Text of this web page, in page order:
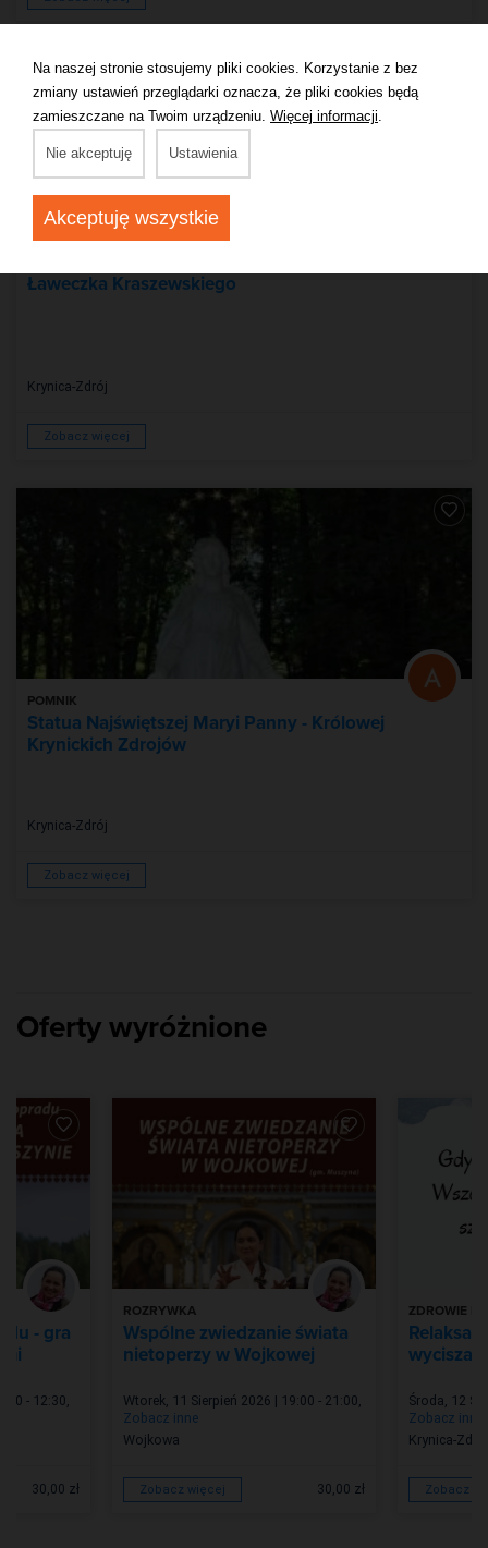
Ławeczka Kraszewskiego
Krynica-Zdrój
Zobacz więcej
POMNIK
Statua Najświętszej Maryi Panny - Królowej
Krynickich Zdrojów
Krynica-Zdrój
Zobacz więcej
Oferty wyróżnione
- gra
- 12:30
30,00 zł
ROZRYWKA
Wspólne zwiedzanie świata
nietoperzy w Wojkowej
Wtorek, 11 Sierpień 2026 | 19:00 - 21:00
Zobacz inne
Wojkowa
Zobacz więcej 30,00 zł
ZDROWIE I
Środa, 12
Zobacz inne
Krynica-Zdrój
Zobacz
Na naszej stronie stosujemy pliki cookies. Korzystanie z bez
zmiany ustawień przeglądarki oznacza, że pliki cookies będą
zamieszczane na Twoim urządzeniu. Więcej informacji
Nie akceptuję Ustawienia
Akceptuję wszystkie